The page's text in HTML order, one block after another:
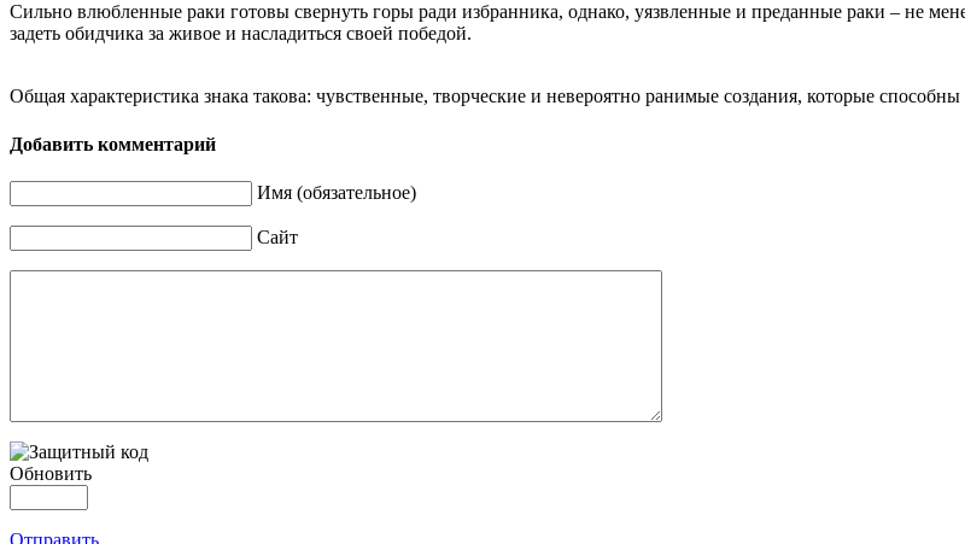
Сильно влюбленные раки готовы свернуть горы ради избранника, однако, уязвленные и преданные раки – не
задеть обидчика за живое и насладиться своей победой.
Общая характеристика знака такова: чувственные, творческие и невероятно ранимые создания, которые
Добавить комментарий
Имя (обязательное)
Сайт
Обновить
Отправить